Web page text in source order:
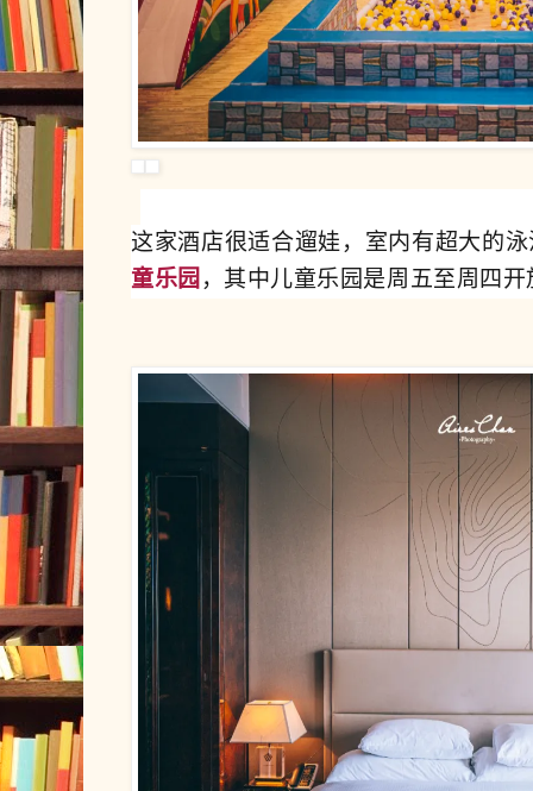
这家酒店很适合遛娃，室内有超大的
童乐园 ，其中儿童乐园是周五至周四开